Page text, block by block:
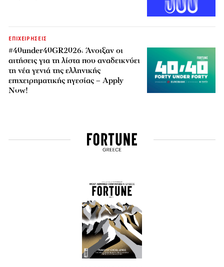
ΕΠΙΧΕΙΡΗΣΕΙΣ
#40under40GR2026: Άνοιξαν οι
αιτήσεις για τη λίστα που αναδεικνύει
τη νέα γενιά της ελληνικής
επιχειρηματικής ηγεσίας – Apply
Now!